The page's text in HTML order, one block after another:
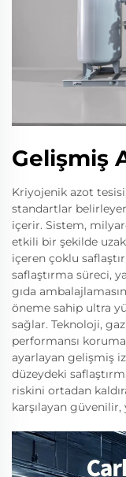
Gelişmiş
Kriyojenik azot
standartlar
içerir. Sistem,
etkili bir şekilde
içeren çoklu
saflaştırma süreci,
gıda
öneme sahip ultra
sağlar. Teknoloji,
performansı
ayarlayan gelişmiş
düzeydeki
riskini ortadan
karşılayan